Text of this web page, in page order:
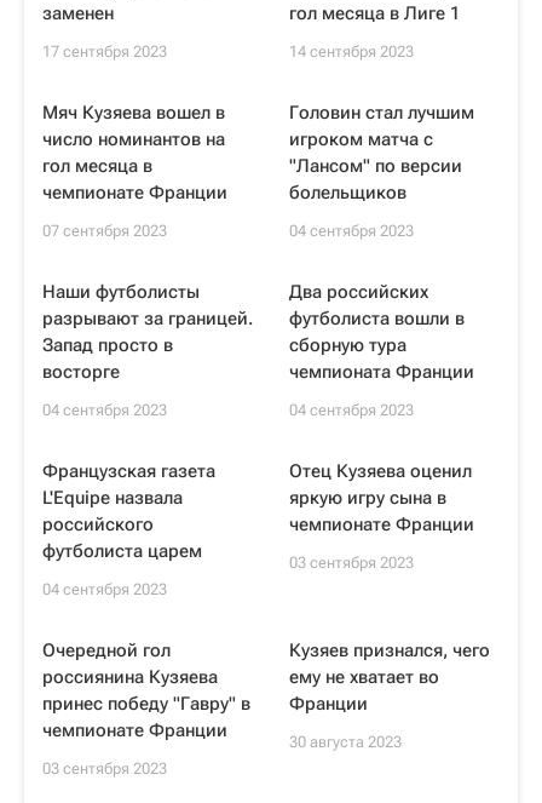
заменен
17 сентября 2023
гол месяца в Лиге 1
14 сентября 2023
Мяч Кузяева вошел в
число номинантов на
гол месяца в
чемпионате Франции
07 сентября 2023
Головин стал лучшим
игроком матча с
"Лансом" по версии
болельщиков
04 сентября 2023
Наши футболисты
разрывают за границей.
Запад просто в
восторге
04 сентября 2023
Два российских
футболиста вошли в
сборную тура
чемпионата Франции
04 сентября 2023
Французская газета
L'Equipe назвала
российского
футболиста царем
04 сентября 2023
Отец Кузяева оценил
яркую игру сына в
чемпионате Франции
03 сентября 2023
Очередной гол
россиянина Кузяева
принес победу "Гавру" в
чемпионате Франции
03 сентября 2023
Кузяев признался, чего
ему не хватает во
Франции
30 августа 2023